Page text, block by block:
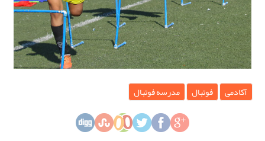
آکادمی فوتبال مدرسه فوتبال